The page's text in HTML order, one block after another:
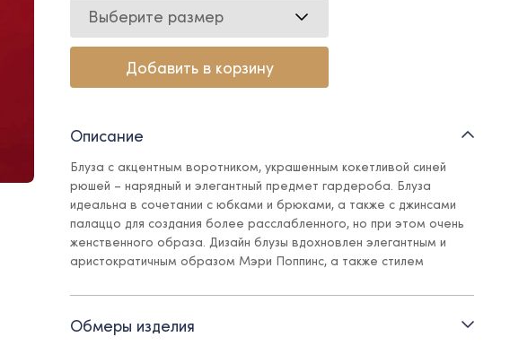
Выберите размер
Добавить в корзину
Описание
Блуза с акцентным воротником, украшенным кокетливой синей
рюшей – нарядный и элегантный предмет гардероба. Блуза
идеальна в сочетании с юбками и брюками, а также с джинсами
палаццо для создания более расслабленного, но при этом очень
женственного образа. Дизайн блузы вдохновлен элегантным и
аристократичным образом Мэри Поппинс, а также стилем
- Застежка спереди на круглые синие пуговицы
Обмеры изделия